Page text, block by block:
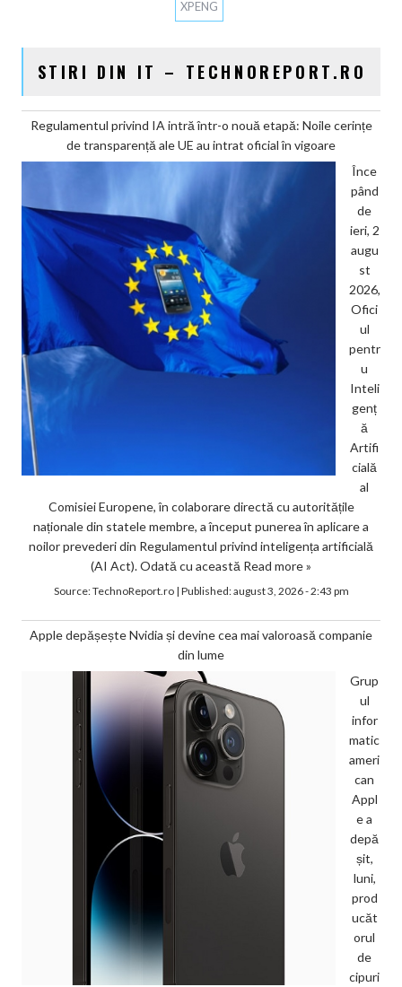
XPENG
STIRI DIN IT – TECHNOREPORT.RO
Regulamentul privind IA intră într-o nouă etapă: Noile cerințe
de transparență ale UE au intrat oficial în vigoare
Înce
pând
de
ieri, 2
augu
st
2026,
Ofici
ul
pentr
u
Inteli
genț
ă
Artifi
cială
al
Comisiei Europene, în colaborare directă cu autoritățile
naționale din statele membre, a început punerea în aplicare a
noilor prevederi din Regulamentul privind inteligența artificială
(AI Act). Odată cu această Read more »
Source:TechnoReport.ro| Published:august 3, 2026 - 2:43 pm
Apple depășește Nvidia și devine cea mai valoroasă companie
din lume
Grup
ul
infor
matic
ameri
can
Appl
e a
depă
șit,
luni,
prod
ucăt
orul
de
cipuri